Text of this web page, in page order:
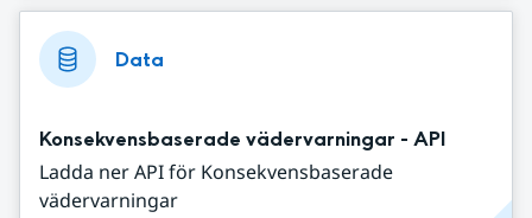
Data
Konsekvensbaserade vädervarningar - API
Ladda ner API för Konsekvensbaserade
vädervarningar